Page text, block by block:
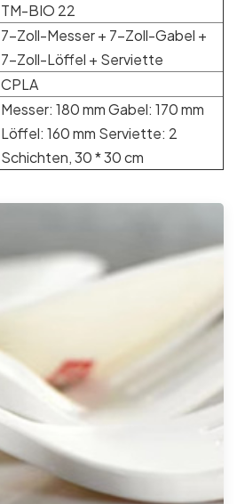
TM-BIO 22
7-Zoll-Messer + 7-Zoll-Gabel +
7-Zoll-Löffel + Serviette
CPLA
Messer: 180 mm Gabel: 170 mm
Löffel: 160 mm Serviette: 2
Schichten, 30 * 30 cm